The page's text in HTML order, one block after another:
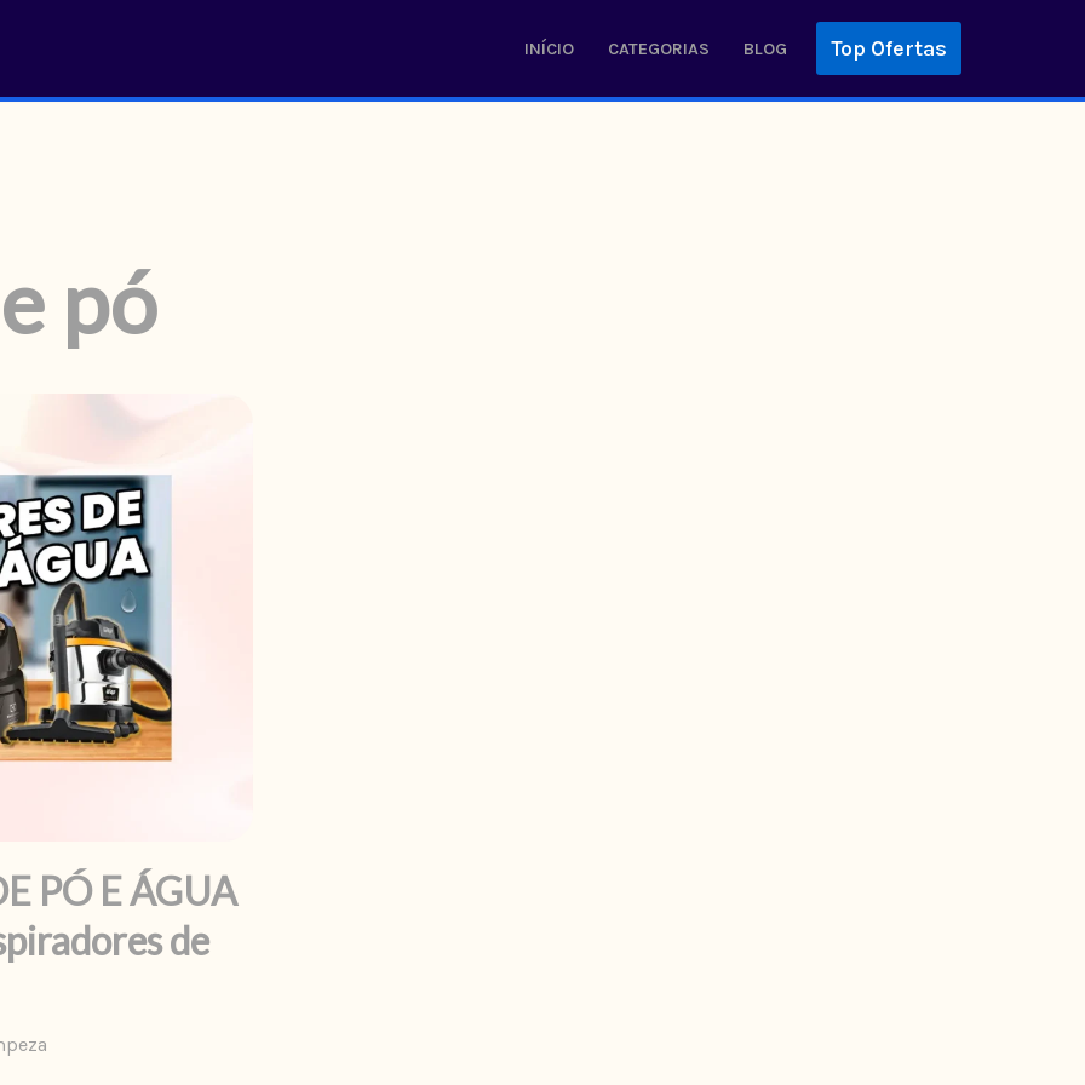
INÍCIO CATEGORIAS BLOG Top Ofertas
pó
PÓ E ÁGUA
de